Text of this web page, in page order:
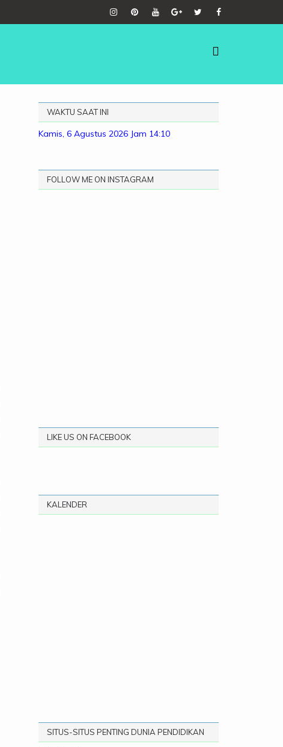
WAKTU SAAT INI
Kamis, 6 Agustus 2026 Jam 14:10
FOLLOW ME ON INSTAGRAM
LIKE US ON FACEBOOK
KALENDER
SITUS-SITUS PENTING DUNIA PENDIDIKAN